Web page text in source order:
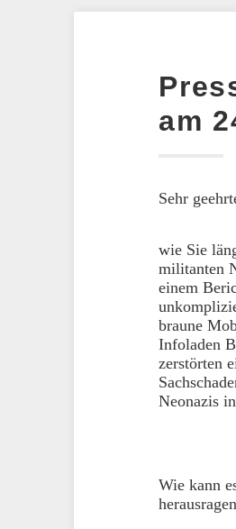
am
Sehr
wie Sie
militanten
einem
braune
Infoladen
zerstörten
Neonazis
Wie kann